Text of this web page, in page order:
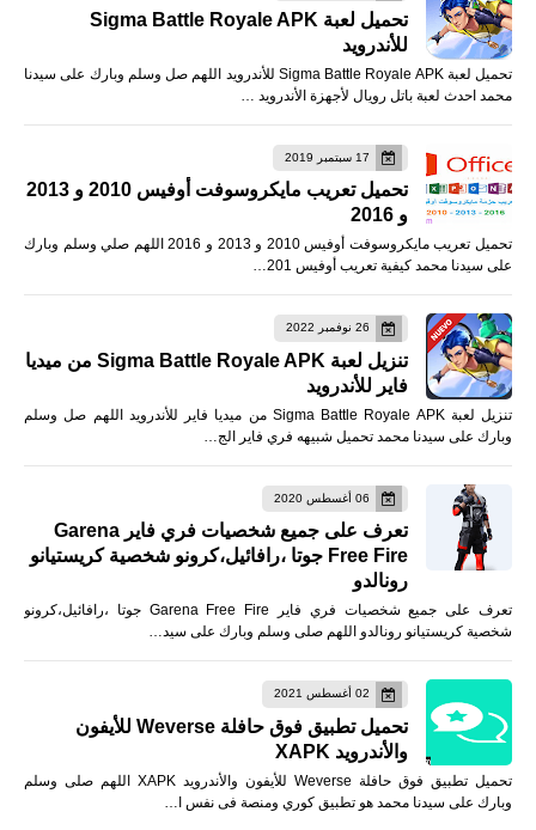
تحميل لعبة Sigma Battle Royale APK
للأندرويد
تحميل لعبة Sigma Battle Royale APK للأندرويد اللهم صل وسلم وبارك على سيدنا
محمد احدث لعبة باتل رويال لأجهزة الأندرويد …
17 سبتمبر 2019
تحميل تعريب مايكروسوفت أوفيس 2010 و 2013
و 2016
تحميل تعريب مايكروسوفت أوفيس 2010 و 2013 و 2016 اللهم صلي وسلم وبارك
على سيدنا محمد كيفية تعريب أوفيس 201…
26 نوفمبر 2022
تنزيل لعبة Sigma Battle Royale APK من ميديا
فاير للأندرويد
تنزيل لعبة Sigma Battle Royale APK من ميديا فاير للأندرويد اللهم صل وسلم
وبارك على سيدنا محمد تحميل شبيهه فري فاير الج…
06 أغسطس 2020
تعرف على جميع شخصيات فري فاير Garena
Free Fire جوتا ،رافائيل،كرونو شخصية كريستيانو
رونالدو
تعرف على جميع شخصيات فري فاير Garena Free Fire جوتا ،رافائيل،كرونو
شخصية كريستيانو رونالدو اللهم صلى وسلم وبارك على سيد…
02 أغسطس 2021
تحميل تطبيق فوق حافلة Weverse للأيفون
والأندرويد XAPK
تحميل تطبيق فوق حافلة Weverse للأيفون والأندرويد XAPK اللهم صلى وسلم
وبارك على سيدنا محمد هو تطبيق كوري ومنصة فى نفس ا…